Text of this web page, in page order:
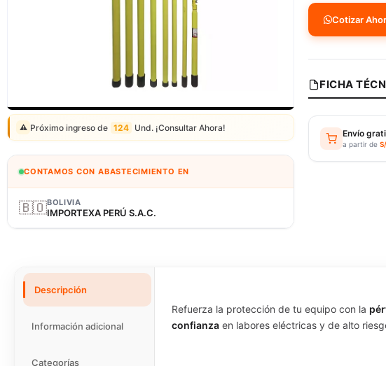
⚠️ Próximo ingreso de 124 Und. ¡Consultar Ahora!
CONTAMOS CON ABASTECIMIENTO EN
🇧🇴BOLIVIA
IMPORTEXA PERÚ S.A.C.
Cotizar
FICHA
Envío
a partir de
Descripción
Información adicional
Categorías
Refuerza la protección de tu equipo con la
confianza en labores eléctricas y de alto